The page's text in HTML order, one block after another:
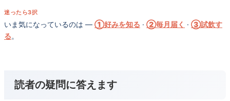
迷ったら3択
いま気になっているのは — ①好みを知る · ②毎月届く · ③試飲す
る。
読者の疑問に答えます